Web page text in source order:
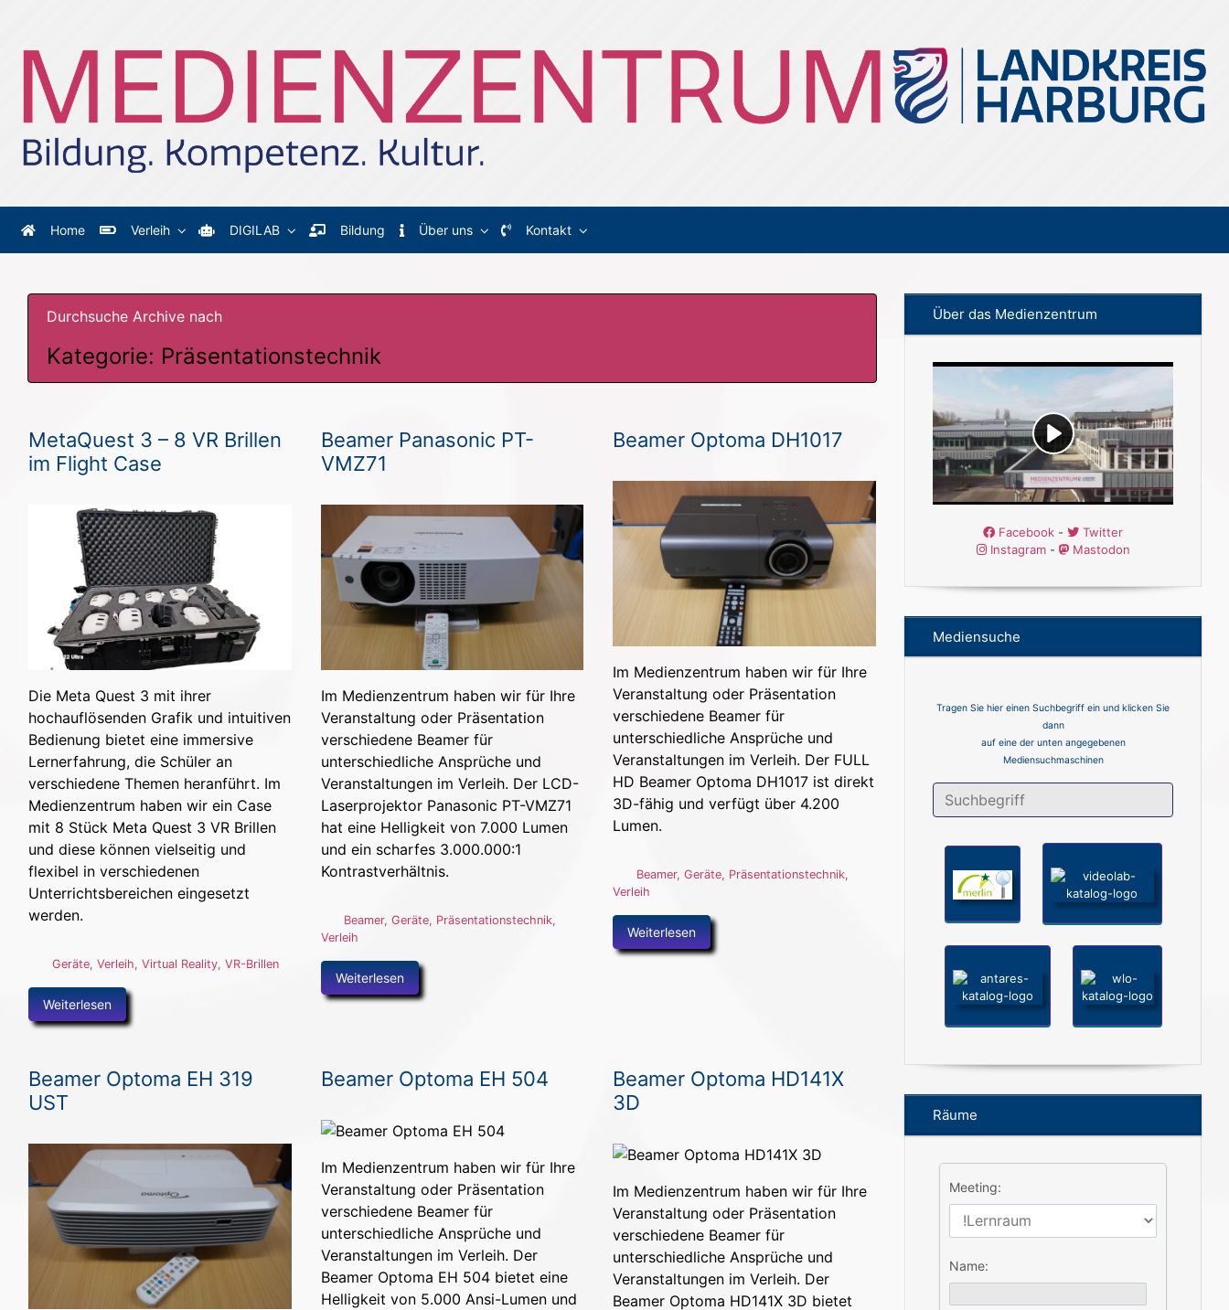
Home Verleih DIGILAB Bildung Über uns Kontakt
Durchsuche Archive nach
Kategorie: Präsentationstechnik
MetaQuest 3 – 8 VR Brillen
im Flight Case
Die Meta Quest 3 mit ihrer
hochauflösenden Grafik und intuitiven
Bedienung bietet eine immersive
Lernerfahrung, die Schüler an
verschiedene Themen heranführt. Im
Medienzentrum haben wir ein Case
mit 8 Stück Meta Quest 3 VR Brillen
und diese können vielseitig und
flexibel in verschiedenen
Unterrichtsbereichen eingesetzt
werden.
Geräte, Verleih, Virtual Reality, VR-Brillen
Weiterlesen
Beamer Panasonic PT-
VMZ71
Im Medienzentrum haben wir für Ihre
Veranstaltung oder Präsentation
verschiedene Beamer für
unterschiedliche Ansprüche und
Veranstaltungen im Verleih. Der LCD-
Laserprojektor Panasonic PT-VMZ71
hat eine Helligkeit von 7.000 Lumen
und ein scharfes 3.000.000:1
Kontrastverhältnis.
Beamer,Geräte, Präsentationstechnik,
Verleih
Weiterlesen
Beamer Optoma DH1017
Im Medienzentrum haben wir für Ihre
Veranstaltung oder Präsentation
verschiedene Beamer für
unterschiedliche Ansprüche und
Veranstaltungen im Verleih. Der FULL
HD Beamer Optoma DH1017 ist direkt
3D-fähig und verfügt über 4.200
Lumen.
Beamer,Geräte, Präsentationstechnik,
Verleih
Weiterlesen
Beamer Optoma EH 319
UST
Beamer Optoma EH 504
Im Medienzentrum haben wir für Ihre
Veranstaltung oder Präsentation
verschiedene Beamer für
unterschiedliche Ansprüche und
Veranstaltungen im Verleih. Der
Beamer Optoma EH 504 bietet eine
Helligkeit von 5.000 Ansi-Lumen und
Beamer Optoma HD141X
3D
Im Medienzentrum haben wir für Ihre
Veranstaltung oder Präsentation
verschiedene Beamer für
unterschiedliche Ansprüche und
Veranstaltungen im Verleih. Der
Beamer Optoma HD141X 3D bietet
Über das Medienzentrum
Facebook -
Twitter
Instagram- Mastodon
Mediensuche
Tragen Sie hier einen Suchbegriff ein und klicken Sie
dann
auf eine der unten angegebenen
Mediensuchmaschinen
Räume
Meeting:
Name: